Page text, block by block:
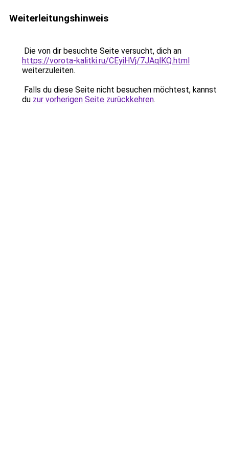
Weiterleitungshinweis
Die von dir besuchte Seite versucht, dich an
https://vorota-kalitki.ru/CEyiHVj/7JAqlKQ.html
weiterzuleiten.
Falls du diese Seite nicht besuchen möchtest, kannst
du zur vorherigen Seite zurückkehren.